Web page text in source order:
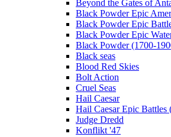
Beyond the Gates of
Black Powder Epic
Black Powder Epic
Black Powder Epic
Black Powder (1700-
Black seas
Blood Red Skies
Bolt Action
Cruel Seas
Hail Caesar
Hail Caesar Epic Battles
Judge Dredd
Konflikt '47